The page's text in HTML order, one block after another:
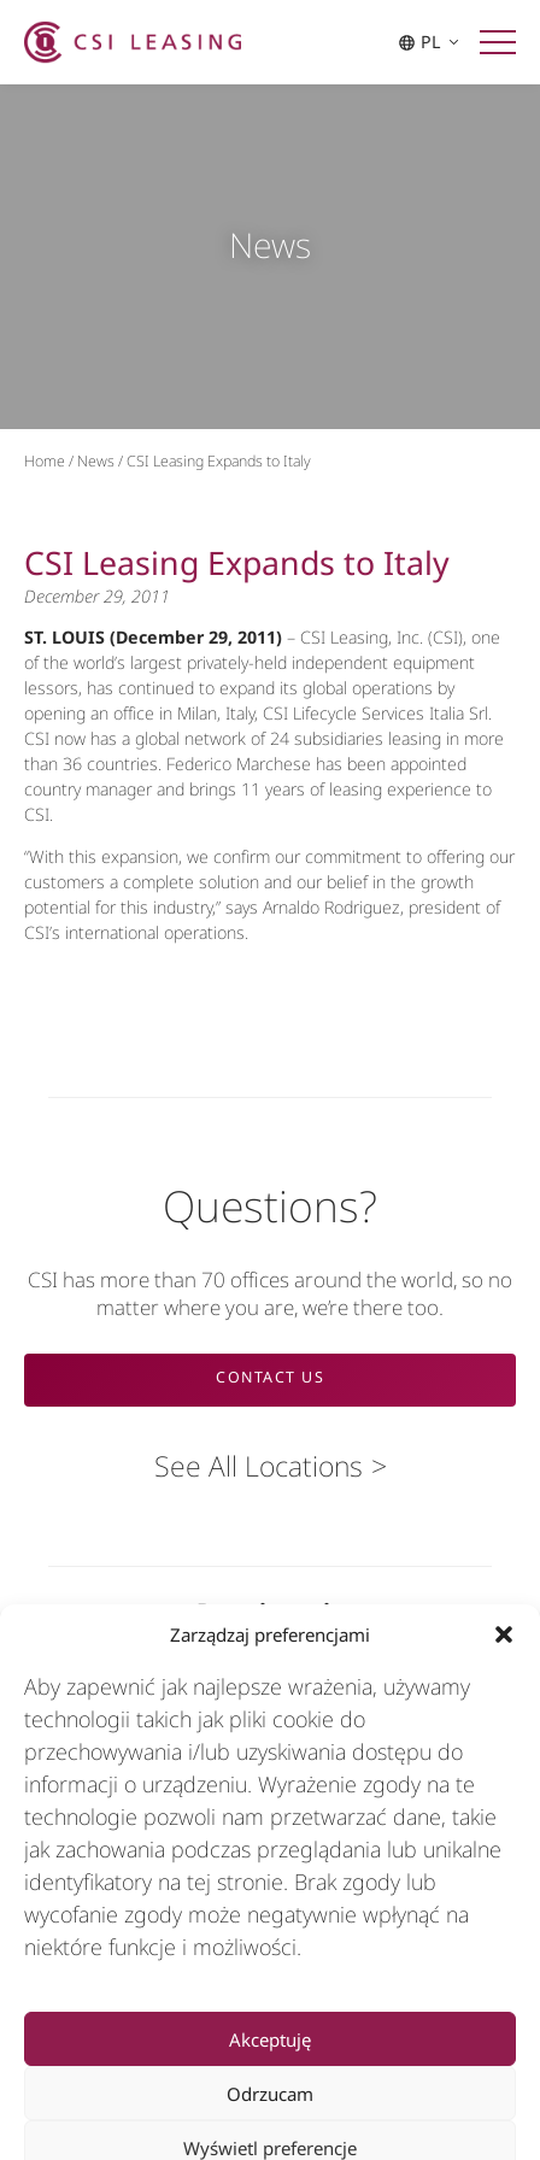
Zarządzaj preferencjami
Aby zapewnić jak najlepsze wrażenia, używamy
technologii takich jak pliki cookie do
przechowywania i/lub uzyskiwania dostępu do
informacji o urządzeniu. Wyrażenie zgody na te
technologie pozwoli nam przetwarzać dane, takie
jak zachowania podczas przeglądania lub unikalne
identyfikatory na tej stronie. Brak zgody lub
wycofanie zgody może negatywnie wpłynąć na
niektóre funkcje i możliwości.
Akceptuję
Odrzucam
Wyświetl preferencje
PL
News
Home / News/CSI Leasing Expands to Italy
CSI Leasing Expands to Italy
December 29, 2011
ST. LOUIS (December 29, 2011) – CSI Leasing, Inc. (CSI), one
of the world’s largest privately-held independent equipment
lessors, has continued to expand its global operations by
opening an office in Milan, Italy, CSI Lifecycle Services Italia Srl.
CSI now has a global network of 24 subsidiaries leasing in more
than 36 countries. Federico Marchese has been appointed
country manager and brings 11 years of leasing experience to
CSI.
“With this expansion, we confirm our commitment to offering our
customers a complete solution and our belief in the growth
potential for this industry,” says Arnaldo Rodriguez, president of
CSI’s international operations.
Questions?
CSI has more than 70 offices around the world, so no
matter where you are, we’re there too.
CONTACT US
See All Locations
Rozwiązania
Branże
Zasoby
O nas
© 2012-2026 CSI Leasing, Inc. All Right Reserved.